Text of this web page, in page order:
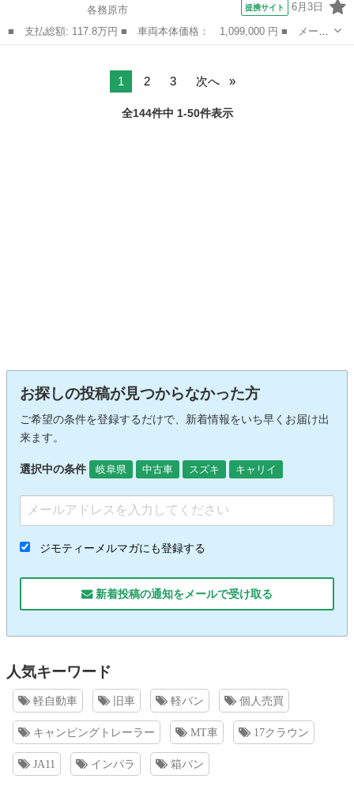
各務原市
提携サイト 6月3日
■ 支払総額: 117.8万円 ■ 車両本体価格： 1,099,000 円 ■ メーカ
ー名： スズキ ■ 車種名： キャリイトラック ■ グレード名：
1 2 3 次へ
全144件中 1-50件表示
お探しの投稿が見つからなかった方
ご希望の条件を登録するだけで、新着情報をいち早くお届け出
来ます。
選択中の条件 岐阜県 中古車 スズキ キャリイ
ジモティーメルマガにも登録する
新着投稿の通知をメールで受け取る
人気キーワード
軽自動車 旧車 軽バン 個人売買
キャンピングトレーラー MT車 17クラウン
JA11 インパラ 箱バン